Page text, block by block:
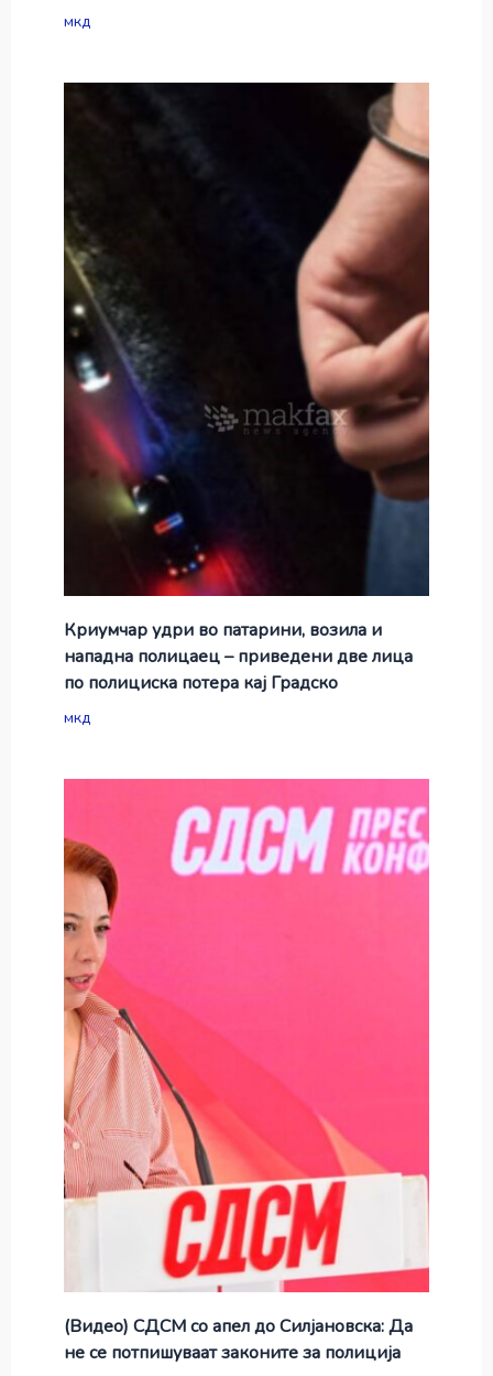
мкд
Криумчар удри во патарини, возила и
нападна полицаец – приведени две лица
по полициска потера кај Градско
мкд
(Видео) СДСМ со апел до Силјановска: Да
не се потпишуваат законите за полиција